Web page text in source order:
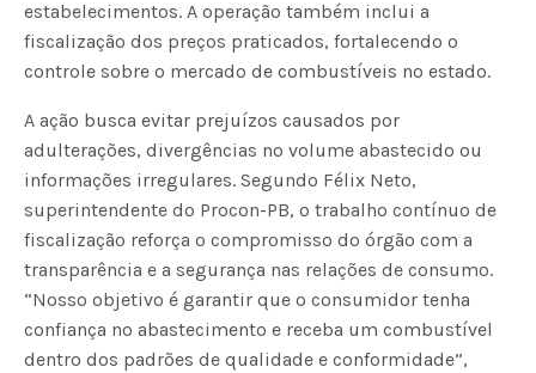
estabelecimentos. A operação também inclui a
fiscalização dos preços praticados, fortalecendo o
controle sobre o mercado de combustíveis no estado.
A ação busca evitar prejuízos causados por
adulterações, divergências no volume abastecido ou
informações irregulares. Segundo Félix Neto,
superintendente do Procon-PB, o trabalho contínuo de
fiscalização reforça o compromisso do órgão com a
transparência e a segurança nas relações de consumo.
“Nosso objetivo é garantir que o consumidor tenha
confiança no abastecimento e receba um combustível
dentro dos padrões de qualidade e conformidade”,